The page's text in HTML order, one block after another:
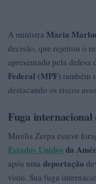
A ministra Maria
decisão, que rejeitou o
apresentado pela defesa
Federal (MPF) também
destacando os riscos
Fuga
Mirelis Zerpa esteve
Estados Unidos da
após uma deportação
visto. Sua fuga